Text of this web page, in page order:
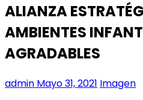
ALIANZA
AMBIENTES
AGRADABLES
admin Mayo 31, 2021 Imagen